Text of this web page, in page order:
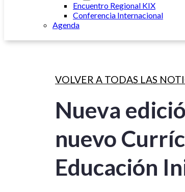
Encuentro Regional KIX
Conferencia Internacional
Agenda
VOLVER A TODAS LAS
Nueva
nuevo
Educación